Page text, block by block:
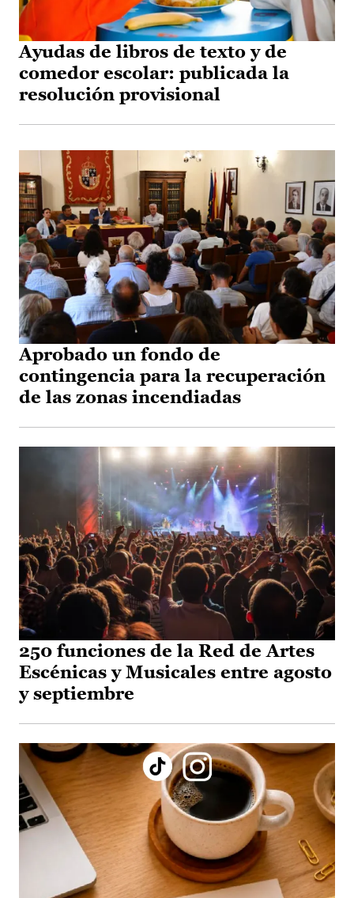
Ayudas de libros de texto y de
comedor escolar: publicada la
resolución provisional
Aprobado un fondo de
contingencia para la recuperación
de las zonas incendiadas
250 funciones de la Red de Artes
Escénicas y Musicales entre agosto
y septiembre